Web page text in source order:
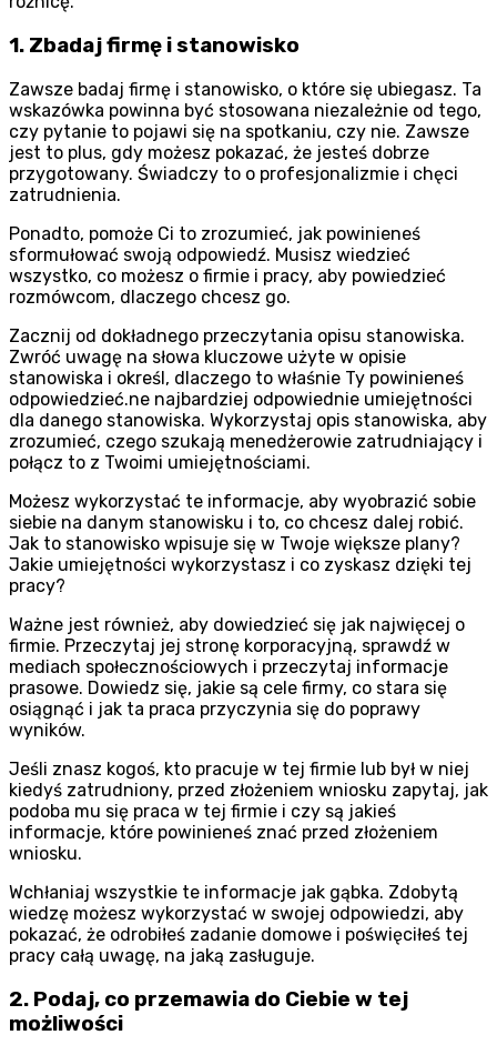
1. Zbadaj firmę i stanowisko
Zawsze badaj firmę i stanowisko, o które się ubiegasz. Ta
wskazówka powinna być stosowana niezależnie od tego,
czy pytanie to pojawi się na spotkaniu, czy nie. Zawsze
jest to plus, gdy możesz pokazać, że jesteś dobrze
przygotowany. Świadczy to o profesjonalizmie i chęci
zatrudnienia.
Ponadto, pomoże Ci to zrozumieć, jak powinieneś
sformułować swoją odpowiedź. Musisz wiedzieć
wszystko, co możesz o firmie i pracy, aby powiedzieć
rozmówcom, dlaczego chcesz go.
Zacznij od dokładnego przeczytania opisu stanowiska.
Zwróć uwagę na słowa kluczowe użyte w opisie
stanowiska i określ, dlaczego to właśnie Ty powinieneś
odpowiedzieć.ne najbardziej odpowiednie umiejętności
dla danego stanowiska. Wykorzystaj opis stanowiska, aby
zrozumieć, czego szukają menedżerowie zatrudniający i
połącz to z Twoimi umiejętnościami.
Możesz wykorzystać te informacje, aby wyobrazić sobie
siebie na danym stanowisku i to, co chcesz dalej robić.
Jak to stanowisko wpisuje się w Twoje większe plany?
Jakie umiejętności wykorzystasz i co zyskasz dzięki tej
pracy?
Ważne jest również, aby dowiedzieć się jak najwięcej o
firmie. Przeczytaj jej stronę korporacyjną, sprawdź w
mediach społecznościowych i przeczytaj informacje
prasowe. Dowiedz się, jakie są cele firmy, co stara się
osiągnąć i jak ta praca przyczynia się do poprawy
wyników.
Jeśli znasz kogoś, kto pracuje w tej firmie lub był w niej
kiedyś zatrudniony, przed złożeniem wniosku zapytaj, jak
podoba mu się praca w tej firmie i czy są jakieś
informacje, które powinieneś znać przed złożeniem
wniosku.
Wchłaniaj wszystkie te informacje jak gąbka. Zdobytą
wiedzę możesz wykorzystać w swojej odpowiedzi, aby
pokazać, że odrobiłeś zadanie domowe i poświęciłeś tej
pracy całą uwagę, na jaką zasługuje.
2. Podaj, co przemawia do Ciebie w tej
możliwości